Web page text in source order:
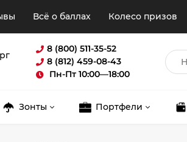
Всё о баллах Колесо призов
8 (800) 511-35-52
8 (812) 459-08-43
Пн-Пт 10:00—18:00
Зонты Портфели